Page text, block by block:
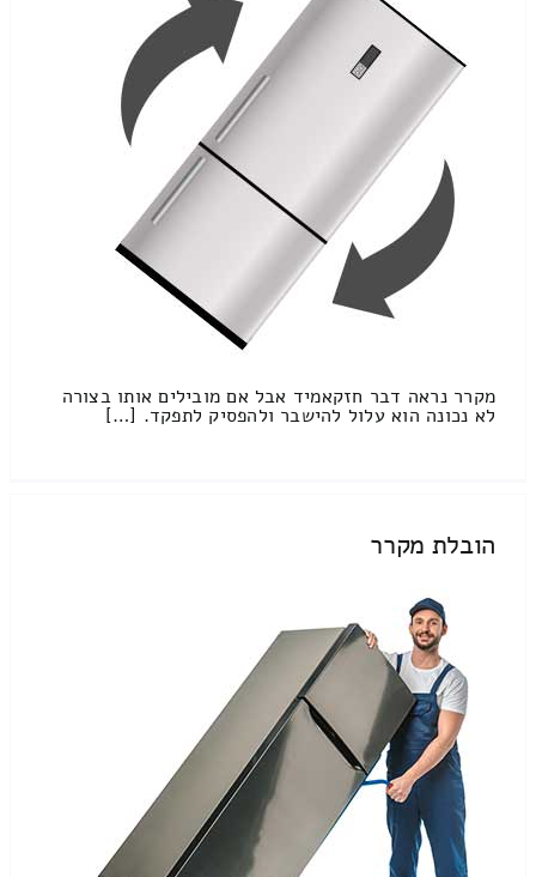
מקרר נראה דבר חזקאמיד אבל אם מובילים אותו בצורה
לא נכונה הוא עלול להישבר ולהפסיק לתפקד. […]
הובלת מקרר